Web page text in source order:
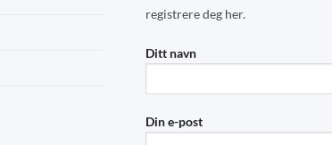
registrere deg her.
Ditt navn
Din e-post